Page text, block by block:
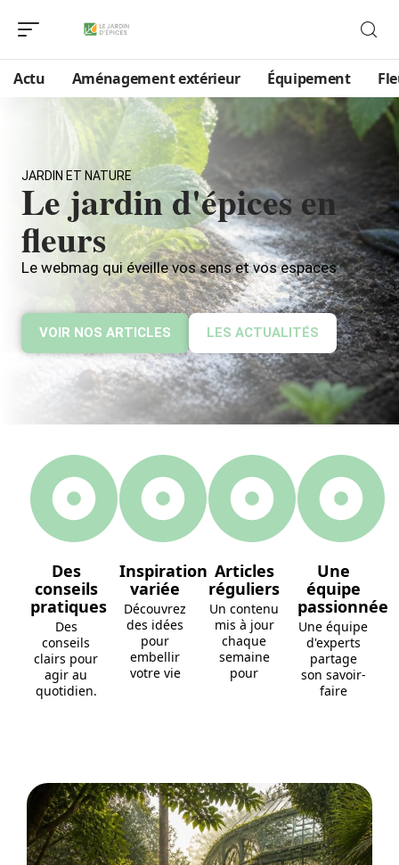
Actu Aménagement extérieur Équipement
JARDIN ET NATURE
Le jardin d'épices en
fleurs
Le webmag qui éveille vos sens et vos espaces
VOIR NOS ARTICLES LES ACTUALITÉS
Des
conseils
pratiques
Des
conseils
clairs pour
agir au
quotidien.
Inspiration
variée
Découvrez
des idées
pour
embellir
votre vie
Articles
réguliers
Un contenu
mis à jour
chaque
semaine
pour
Une
équipe
passionnée
Une équipe
d'experts
partage
son savoir-
faire